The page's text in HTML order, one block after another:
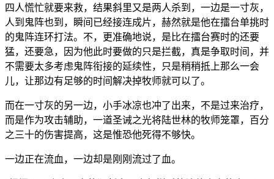
四人慌忙就要来救，结果斜里又是两人杀到，一边是一寸灰，
人到鬼阵也到，瞬间已经接连成片，赫然就是他在擂台单挑时
的鬼阵连环打法。不，更准确地说，是比在擂台赛时的还要
猛，还要急，因为他此时要做的只是拦截，真是争取时间，并
不需要太多考虑鬼阵衔接的延续性，只是稍稍抵上那么一会
儿，让那边有足够的时间解决掉牧师就可以了。
而在一寸灰的另一边，小手冰凉也冲了出来，不是过来治疗，
而是作为攻击辅助，一道圣诫之光将陆世林的牧师笼罩，百分
之三十的伤害提高，这是惟恐他死得不够快。
一边正在流血，一边却是刚刚流过了血。